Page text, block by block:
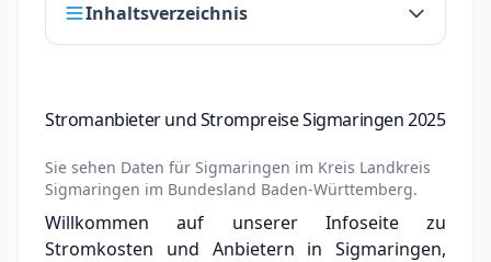
Inhaltsverzeichnis
2025
Stromanbieter wechseln in Sigmaringen
Strompreisvergleich Sigmaringen 2025
Grundversorger Sigmaringen
Stromanbieter und Strompreise Sigmaringen 2025
Sie sehen Daten für Sigmaringen im Kreis Landkreis
Sigmaringen im Bundesland Baden-Württemberg.
Willkommen auf unserer Infoseite zu
Stromkosten und Anbietern in Sigmaringen,